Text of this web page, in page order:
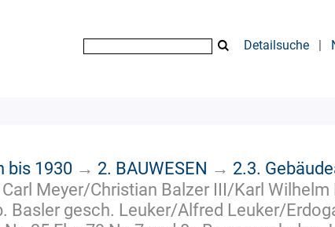
Detailsuche |
bis 1930 → 2. BAUWESEN → 2.3.
Meyer/Christian Balzer III/Karl Wilhelm
Basler gesch. Leuker/Alfred Leuker/